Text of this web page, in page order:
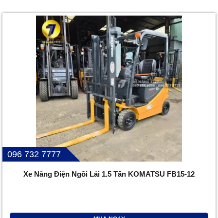
096 732 7777
Xe Nâng Điện Ngồi Lái 1.5 Tấn KOMATSU FB15-12